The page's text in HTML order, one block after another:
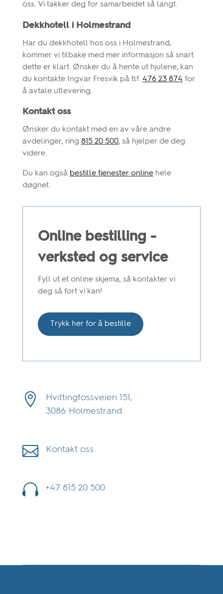
oss. Vi takker deg for samarbeidet så langt.
Dekkhotell i Holmestrand
Har du dekkhotell hos oss i Holmestrand,
kommer vi tilbake med mer informasjon så snart
dette er klart. Ønsker du å hente ut hjulene, kan
du kontakte Ingvar Fresvik på tlf. 476 23 874 for
å avtale utlevering.
Kontakt oss
Ønsker du kontakt med en av våre andre
avdelinger, ring 815 20 500, så hjelper de deg
videre.
Du kan også bestille tjenester onlinehele
døgnet.
Online bestilling -
verksted og service
Fyll ut et online skjema, så kontakter vi
deg så fort vi kan!
Trykk her for å bestille

Hvittingfossveien 151,
3086 Holmestrand
 Kontakt oss
 +47 815 20 500